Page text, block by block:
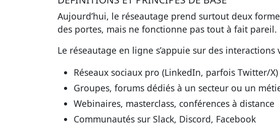
Aujourd’hui, le réseautage prend surtout deux
des portes, mais ne fonctionne pas tout à fait pareil.
Le réseautage en ligne s’appuie sur des interactions
Réseaux sociaux pro (LinkedIn, parfois Twitter/X)
Groupes, forums dédiés à un secteur ou un
Webinaires, masterclass, conférences à distance
Communautés sur Slack, Discord, Facebook